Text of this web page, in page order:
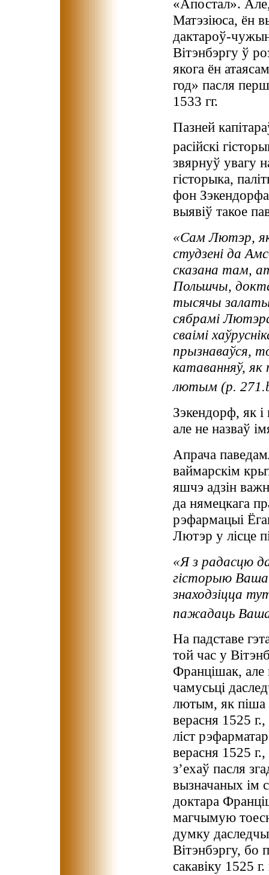
«Апостал».
Матэзіюса, ён
дактароў-
Вітэнбэргу ў
якога ён
год» пасля
1533 гг.
Пазней
расійскі
звярнуў увагу
гісторыка,
фон
выявіў такое
«Сам Лютэр, як
студзені да
сказана там,
Польшчы,
тысячы
сябрамі
сваімі
прызнаваўся,
катаванняў,
лютым (p.
Зэкендорф, як і
але не назваў
Апрача
ваймарскім
яшчэ адзін
да нямецкага
рэфармацыі
Лютэр у лісце
«Я з радасцю
гісторыю
знаходзіцца
пажадаць
На падставе
той час у
Францішак, але
чамусьці
лютым, як піша
верасня 1525
ліст
верасня 1525
з’ехаў пасля
вызначаных ім
доктара
магчымую
думку
Вітэнбэргу, бо
сакавіку 1525